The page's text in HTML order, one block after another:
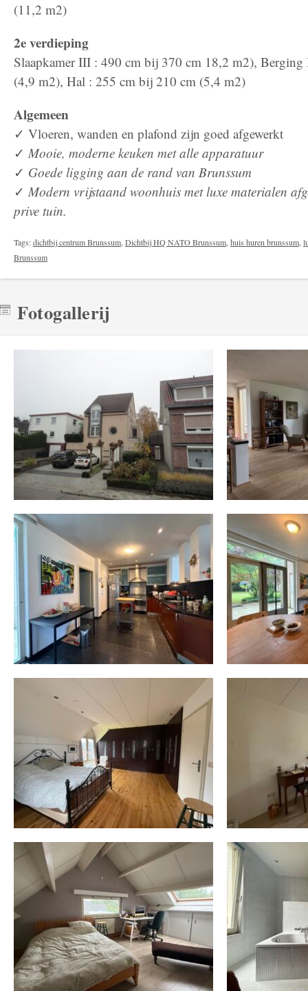
(11,2 m2)
2e verdieping
Slaapkamer III : 490 cm bij 370 cm 18,2 m2),
(4,9 m2), Hal : 255 cm bij 210 cm (5,4 m2)
Algemeen
✓ Vloeren, wanden en plafond zijn goed afgewerkt
✓ Mooie, moderne keuken met alle apparatuur
✓ Goede ligging aan de rand van Brunssum
✓ Modern vrijstaand woonhuis met luxe materialen
prive tuin.
Tags:dichtbij centrum Brunssum Dichtbij HQ NATO Brunssum huis huren brunssum
Brunssum
Fotogallerij